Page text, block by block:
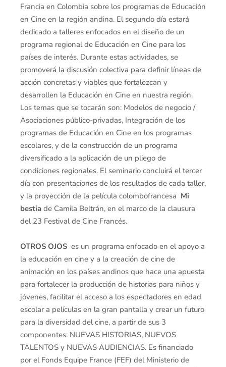
Francia en Colombia sobre los programas de Educación
en Cine en la región andina. El segundo día estará
dedicado a talleres enfocados en el diseño de un
programa regional de Educación en Cine para los
países de interés. Durante estas actividades, se
promoverá la discusión colectiva para definir líneas de
acción concretas y viables que fortalezcan y
desarrollen la Educación en Cine en nuestra región.
Los temas que se tocarán son: Modelos de negocio /
Asociaciones público-privadas, Integración de los
programas de Educación en Cine en los programas
escolares, y de la construcción de un programa
diversificado a la aplicación de un pliego de
condiciones regionales. El seminario concluirá el tercer
día con presentaciones de los resultados de cada taller,
y la proyección de la película colombofrancesa Mi
bestia de Camila Beltrán, en el marco de la clausura
del 23 Festival de Cine Francés.
OTROS OJOS es un programa enfocado en el apoyo a
la educación en cine y a la creación de cine de
animación en los países andinos que hace una apuesta
para fortalecer la producción de historias para niños y
jóvenes, facilitar el acceso a los espectadores en edad
escolar a películas en la gran pantalla y crear un futuro
para la diversidad del cine, a partir de sus 3
componentes: NUEVAS HISTORIAS, NUEVOS
TALENTOS y NUEVAS AUDIENCIAS. Es financiado
por el Fonds Equipe France (FEF) del Ministerio de